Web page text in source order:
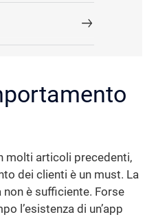
molti articoli precedenti,
dei clienti è un must. La
non è sufficiente. Forse
l’esistenza di un’app